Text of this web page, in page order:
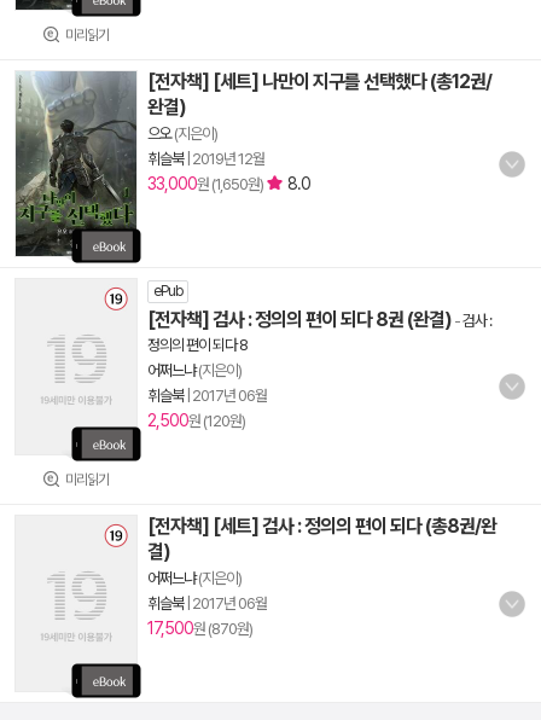
미리읽기
[전자책] [세트] 나만이 지구를 선택했다 (총12권/
완결)
으오(지은이)
휘슬북| 2019년 12월
33,000원 (1,650원) 8.0
미리읽기
ePub
[전자책] 검사 : 정의의 편이 되다 8권 (완결) -검사 :
정의의 편이 되다 8
어쩌느냐(지은이)
휘슬북| 2017년 06월
2,500원 (120원)
[전자책] [세트] 검사 : 정의의 편이 되다 (총8권/완
결)
어쩌느냐(지은이)
휘슬북| 2017년 06월
17,500원 (870원)